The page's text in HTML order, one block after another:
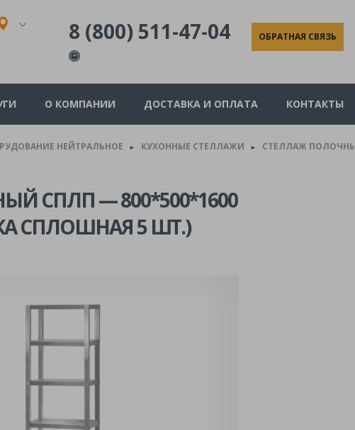
8 (800) 511-47-04 ОБРАТНАЯ СВЯЗЬ
О КОМПАНИИ ДОСТАВКА И ОПЛАТА КОНТАКТЫ
НЕЙТРАЛЬНОЕ ► КУХОННЫЕ СТЕЛЛАЖИ ► СТЕЛЛАЖ
СПЛП — 800*500*1600
СПЛОШНАЯ 5 ШТ.)